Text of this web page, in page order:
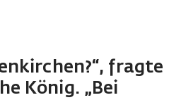
fragte
König. „Bei